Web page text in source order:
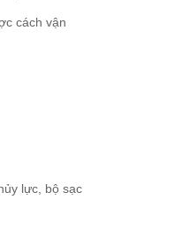
cách vận
lực, bộ sạc